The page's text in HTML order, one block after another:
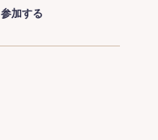
参加する